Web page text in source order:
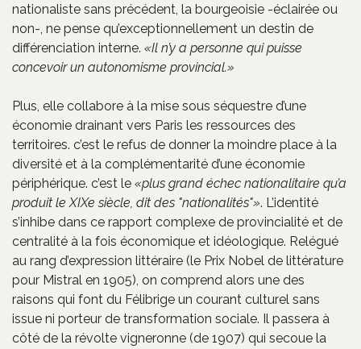
nationaliste sans précédent, la bourgeoisie -éclairée ou
non-, ne pense qu’exceptionnellement un destin de
différenciation interne.
Il n’y a personne qui puisse
concevoir un autonomisme provincial.
Plus, elle collabore à la mise sous séquestre d’une
économie drainant vers Paris les ressources des
territoires. c’est le refus de donner la moindre place à la
diversité et à la complémentarité d’une économie
périphérique. c’est le
plus grand échec nationalitaire qu’a
produit le XIXe siècle, dit des "nationalités" . L’identité
s’inhibe dans ce rapport complexe de provincialité et de
centralité à la fois économique et idéologique. Relégué
au rang d’expression littéraire (le Prix Nobel de littérature
pour Mistral en 1905), on comprend alors une des
raisons qui font du Félibrige un courant culturel sans
issue ni porteur de transformation sociale. Il passera à
côté de la révolte vigneronne (de 1907) qui secoue la